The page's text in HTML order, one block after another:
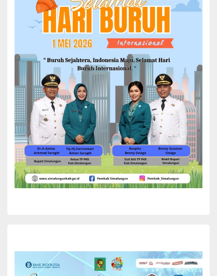
DINAS KOMINFO KECAMATAN OPD PANOMBEIAN PANEI
Pemkab Simalungun Gelar Sosialisasi
Pedoman Informasi Yang Dikecualikan Bagi
PPID Tahun 2024
Pemerintah Kabupaten (Pemkab) Simalungun melalui
Dinas Komunikasi dan Informatika (Diskominfo)
menggelar sosialisasi pedoman informasi yang
dikecualikan bagi Pejabat Pengelola Informasi dan
Dokumentasi (PPID) Kabupaten Simalungun...
Yuni Rafidhah November 26, 2024
READ MORE
Load More Posts